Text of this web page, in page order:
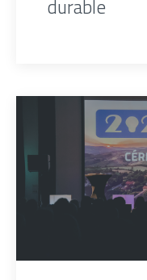
durable